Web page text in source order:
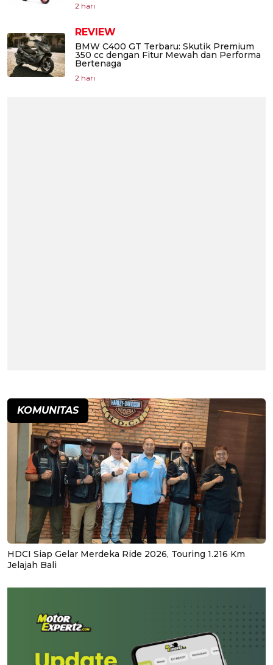
2 hari
REVIEW
BMW C400 GT Terbaru: Skutik Premium
350 cc dengan Fitur Mewah dan Performa
Bertenaga
2 hari
KOMUNITAS
HDCI Siap Gelar Merdeka Ride 2026, Touring 1.216 Km
Jelajah Bali